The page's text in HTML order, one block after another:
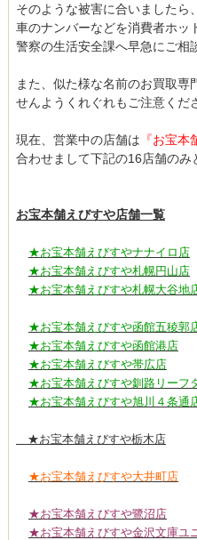
そのような被害に合いましたら
車のナンバーなどを消費者ホ
警察の生活安全課へ早急にご相
また、似た様な名前のお買取専
せんようくれぐれもご注意くだ
現在、営業中の店舗は 『お宝本
合わせまして下記の16店舗のみ
お宝本舗えびすや店舗一覧
★お宝本舗えびすやナナイロ店
★お宝本舗えびすや札幌円山店
★お宝本舗えびすや札幌大谷地
★お宝本舗えびすや函館五稜郭
★お宝本舗えびすや函館港店
★お宝本舗えびすや帯広店
★お宝本舗えびすや釧路リーフ
★お宝本舗えびすや旭川４条通
★お宝本舗えびすや栃木店
★お宝本舗えびすや大井町店
★お宝本舗えびすや鷺沼店
★お宝本舗えびすや金沢文庫ユ